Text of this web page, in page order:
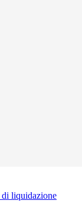
liquidazione